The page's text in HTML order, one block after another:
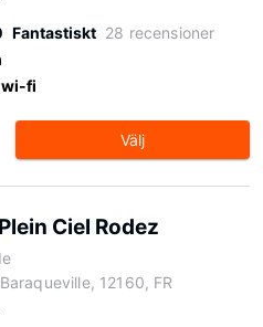
Fantastiskt 28 recensioner
wi-fi
Välj
Ciel Rodez
12160, FR